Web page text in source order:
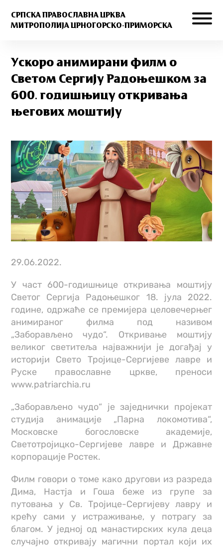
СРПСКА ПРАВОСЛАВНА ЦРКВА
МИТРОПОЛИЈА ЦРНОГОРСКО-ПРИМОРСКА
Ускоро анимирани филм о
Светом Сергију Радоњешком за
600. годишњицу откривања
његових моштију
29.06.2022.
У част 600-годишњице откривања моштију
Светог Сергија Радоњешког 18. јула 2022.
године, одржаће се премијера целовечерњег
анимираног филма под називом
„Заборављено чудо“. Откривање моштију
великог светитеља најважнији је догађај у
историји Свето Тројице-Сергијеве лавре и
Руске православне цркве, преноси
www.patriarchia.ru
„Заборављено чудо“ је заједнички пројекат
студија анимације „Парна локомотива“,
Московске богословске академије,
Светотројицко-Сергијеве лавре и Државне
корпорације Ростек.
Филм говори о томе како другови из разреда
Дима, Настја и Гоша беже из групе за
путовања у Св. Тројице-Сергијеву лавру и
крећу сами у истраживање, у потрагу за
благом. У једној од манастирских кула деца
случајно откривају магични портал који их